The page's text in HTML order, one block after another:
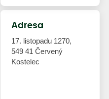
Adresa
17. listopadu 1270,
549 41 Červený
Kostelec